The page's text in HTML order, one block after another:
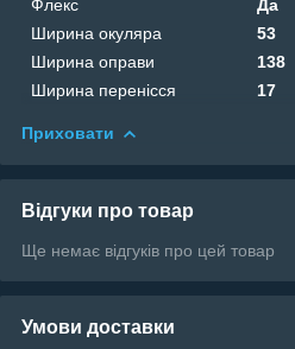
Флекс
Да
Ширина окуляра
53
Ширина оправи
138
Ширина перенісся
17
Приховати
Відгуки про товар
Ще немає відгуків про цей товар
Умови доставки